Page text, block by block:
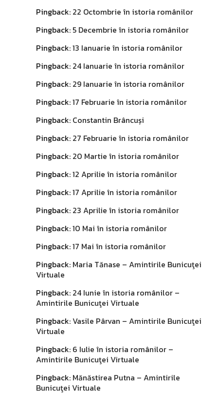
Pingback: 22 Octombrie în istoria românilor
Pingback: 5 Decembrie în istoria românilor
Pingback:13 Ianuarie în istoria românilor
Pingback: 24 Ianuarie în istoria românilor
Pingback: 29 Ianuarie în istoria românilor
Pingback:17 Februarie în istoria românilor
Pingback: Constantin Brâncuși
Pingback: 27 Februarie în istoria românilor
Pingback: 20 Martie în istoria românilor
Pingback:12 Aprilie în istoria românilor
Pingback:17 Aprilie în istoria românilor
Pingback: 23 Aprilie în istoria românilor
Pingback:10 Mai în istoria românilor
Pingback:17 Mai în istoria românilor
Pingback: Maria Tănase – Amintirile Bunicuţei
Virtuale
Pingback: 24 Iunie în istoria românilor –
Amintirile Bunicuţei Virtuale
Pingback:Vasile Pârvan – Amintirile Bunicuţei
Virtuale
Pingback: 6 Iulie în istoria românilor –
Amintirile Bunicuţei Virtuale
Pingback: Mănăstirea Putna – Amintirile
Bunicuţei Virtuale